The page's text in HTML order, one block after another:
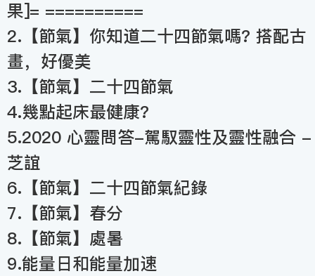
果]= ==========
2.【節氣】你知道二十四節氣嗎? 搭配古
畫，好優美
3.【節氣】二十四節氣
4.幾點起床最健康?
5.2020 心靈問答-駕馭靈性及靈性融合 -
芝誼
6.【節氣】二十四節氣紀錄
7.【節氣】春分
8.【節氣】處暑
9.能量日和能量加速